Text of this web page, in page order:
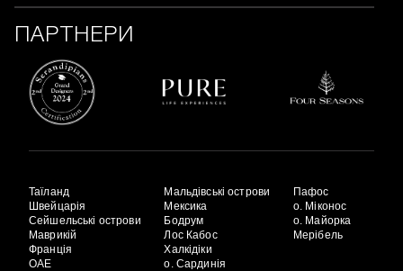
ПАРТНЕРИ
Таїланд
Швейцарія
Сейшельські острови
Маврикій
Франція
ОАЕ
Мальдівські острови
Мексика
Бодрум
Лос Кабос
Халкідіки
о. Сардинія
Пафос
о. Міконос
о. Майорка
Мерібель